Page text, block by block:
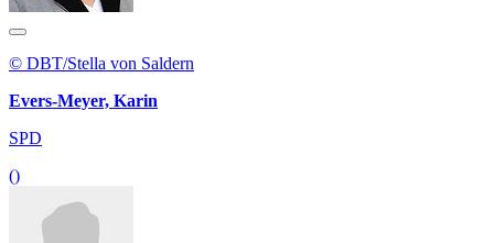
© DBT/Stella von Saldern
Evers-Meyer, Karin
SPD
()